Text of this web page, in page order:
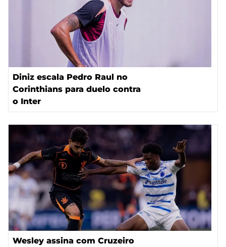
Diniz escala Pedro Raul no
Corinthians para duelo contra
o Inter
Wesley assina com Cruzeiro